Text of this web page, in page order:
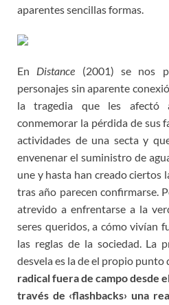
aparentes sencillas formas.
En Distance (2001) se nos
personajes sin aparente
la tragedia que les
conmemorar la pérdida de sus
actividades de una secta y
envenenar el suministro de
une y hasta han creado ciertos
tras año parecen confirmarse.
atrevido a enfrentarse a la
seres queridos, a cómo vivían
las reglas de la sociedad. La
desvela es la de el propio punto
radical fuera de campo desde
través de ‹flashbacks› una